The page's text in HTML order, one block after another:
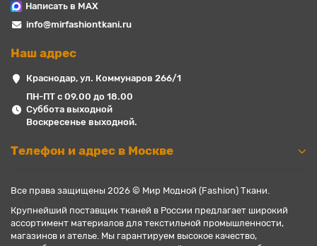
Написать в MAX
info@mirfashiontkani.ru
Наш адрес
Краснодар, ул. Коммунаров 266/1
ПН-ПТ с 09.00 до 18.00
Суббота выходной
Воскресенье выходной.
Телефон и адрес в Москве
Все права защищены 2026 © Мир Модной (Fashion) Ткани.
Крупнейший поставщик тканей в России предлагает широкий
ассортимент материалов для текстильной промышленности,
магазинов и ателье. Мы гарантируем высокое качество,